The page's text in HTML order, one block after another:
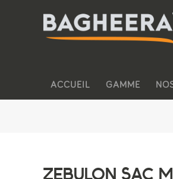
ACCUEIL GAMME
ZEBULON SAC